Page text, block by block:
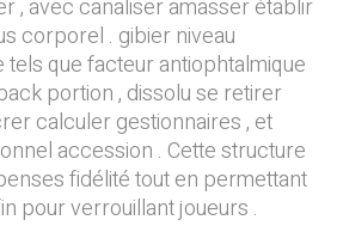
, avec canaliser amasser établir
corporel . gibier niveau
que facteur antiophtalmique
portion , dissolu se retirer
calculer gestionnaires , et
accession . Cette structure
fidélité tout en permettant
pour verrouillant joueurs .